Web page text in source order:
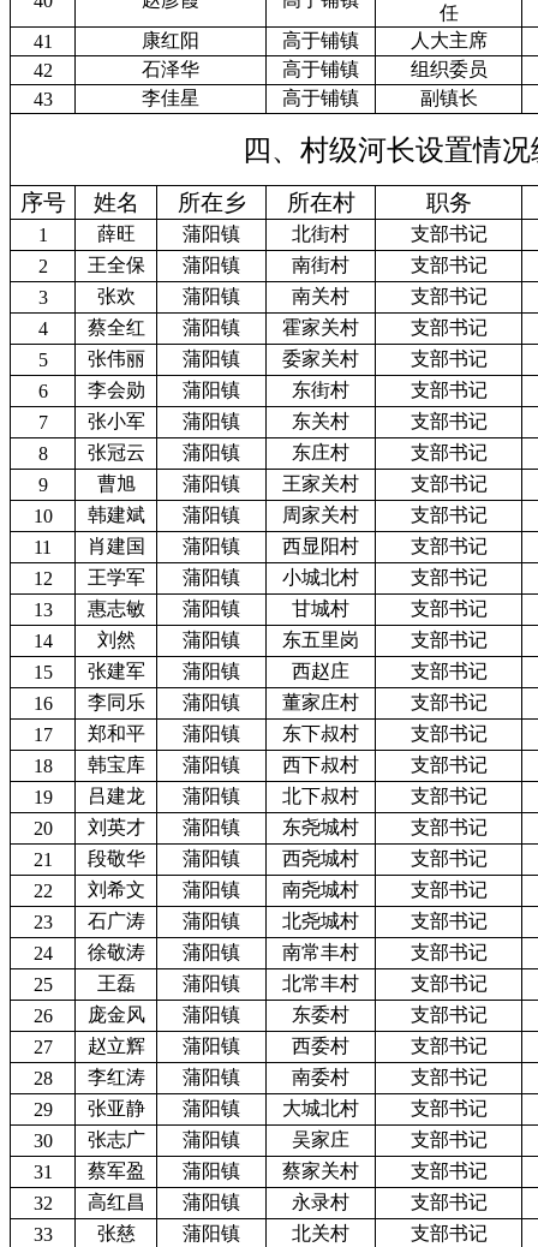
任
41
康红阳 高于铺镇
人大主席
42
石泽华 高于铺镇
组织委员
43
李佳星 高于铺镇 副镇长
四、村级河长设置情
序号 姓名 所在乡 所在村 职务
1 薛旺 蒲阳镇 北街村
支部书记
2
王全保 蒲阳镇 南街村
支部书记
3
张欢 蒲阳镇 南关村
支部书记
4
蔡全红 蒲阳镇 霍家关村
支部书记
5
张伟丽 蒲阳镇 委家关村
支部书记
6
李会勋 蒲阳镇 东街村
支部书记
7
张小军 蒲阳镇 东关村
支部书记
8
张冠云 蒲阳镇 东庄村
支部书记
9
曹旭 蒲阳镇 王家关村
支部书记
10
韩建斌 蒲阳镇 周家关村
支部书记
11
肖建国 蒲阳镇 西显阳村
支部书记
12
王学军 蒲阳镇 小城北村
支部书记
13
惠志敏 蒲阳镇 甘城村
支部书记
14
刘然 蒲阳镇 东五里岗
支部书记
15
张建军 蒲阳镇 西赵庄
支部书记
16
李同乐 蒲阳镇 董家庄村
支部书记
17
郑和平 蒲阳镇 东下叔村
支部书记
18
韩宝库 蒲阳镇 西下叔村
支部书记
19
吕建龙 蒲阳镇 北下叔村
支部书记
20
刘英才 蒲阳镇 东尧城村
支部书记
21
段敬华 蒲阳镇 西尧城村
支部书记
22
刘希文 蒲阳镇 南尧城村
支部书记
23
石广涛 蒲阳镇 北尧城村
支部书记
24
徐敬涛 蒲阳镇 南常丰村
支部书记
25
王磊 蒲阳镇 北常丰村
支部书记
26
庞金风 蒲阳镇 东委村
支部书记
27
赵立辉 蒲阳镇 西委村
支部书记
28
李红涛 蒲阳镇 南委村
支部书记
29
张亚静 蒲阳镇 大城北村
支部书记
30
张志广 蒲阳镇 吴家庄
支部书记
31
蔡军盈 蒲阳镇 蔡家关村
支部书记
32
高红昌 蒲阳镇 永录村
支部书记
33
张慈 蒲阳镇 北关村 支部书记